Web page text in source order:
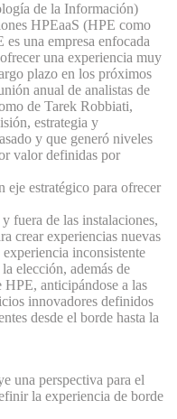
de la Información)
HPEaaS (HPE como
una empresa enfocada
una experiencia muy
plazo en los próximos
anual de analistas de
de Tarek Robbiati,
estrategia y
y que generó niveles
valor definidas por
eje estratégico para ofrecer
fuera de las instalaciones,
crear experiencias nuevas
inconsistente
elección, además de
HPE, anticipándose a las
innovadores definidos
desde el borde hasta la
una perspectiva para el
la experiencia de borde